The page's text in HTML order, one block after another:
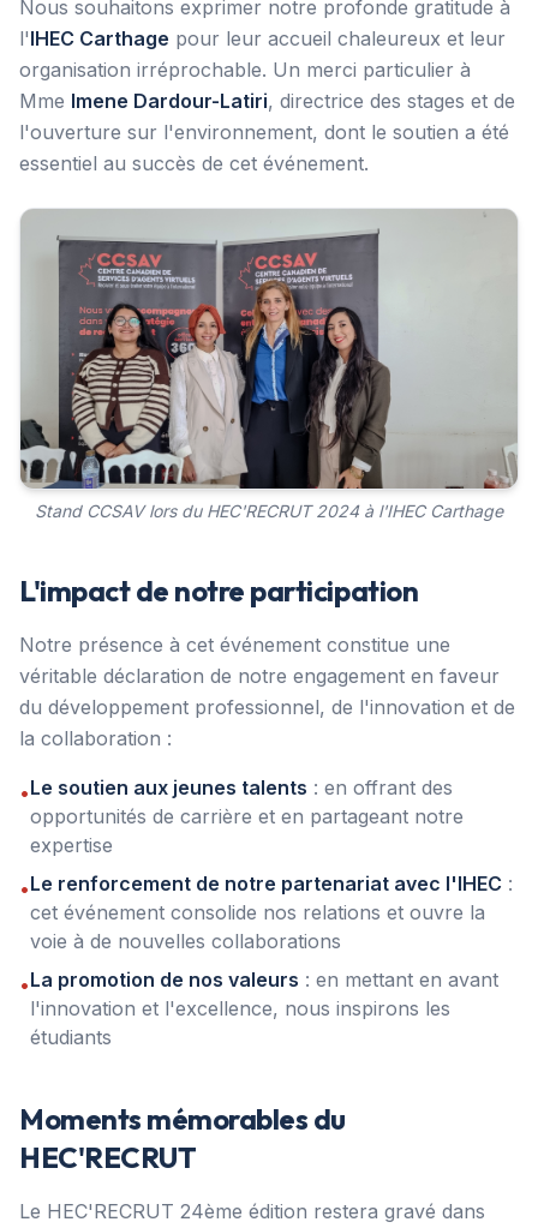
Nous souhaitons exprimer notre profonde gratitude à
l'IHEC Carthage pour leur accueil chaleureux et leur
organisation irréprochable. Un merci particulier à
Mme Imene Dardour-Latiri, directrice des stages et de
l'ouverture sur l'environnement, dont le soutien a été
essentiel au succès de cet événement.
Stand CCSAV lors du HEC'RECRUT 2024 à l'IHEC Carthage
L'impact de notre participation
Notre présence à cet événement constitue une
véritable déclaration de notre engagement en faveur
du développement professionnel, de l'innovation et de
la collaboration :
•Le soutien aux jeunes talents : en offrant des
opportunités de carrière et en partageant notre
expertise
•Le renforcement de notre partenariat avec l'IHEC :
cet événement consolide nos relations et ouvre la
voie à de nouvelles collaborations
•La promotion de nos valeurs : en mettant en avant
l'innovation et l'excellence, nous inspirons les
étudiants
Moments mémorables du
HEC'RECRUT
Le HEC'RECRUT 24ème édition restera gravé dans